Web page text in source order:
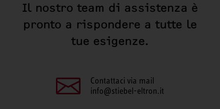
Il nostro team di assistenza è
pronto a rispondere a tutte le
tue esigenze.
Contattaci via mail
info@stiebel-eltron.it